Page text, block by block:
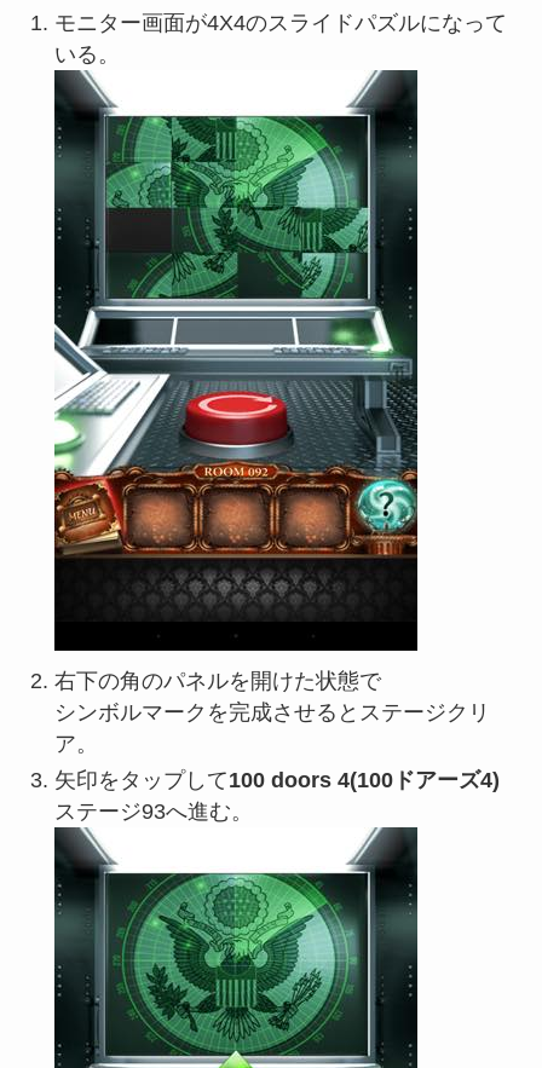
モニター画面が4X4のスライドパズルになって
いる。
右下の角のパネルを開けた状態で
シンボルマークを完成させるとステージクリ
ア。
矢印をタップして100 doors 4(100ドアーズ4)
ステージ93へ進む。